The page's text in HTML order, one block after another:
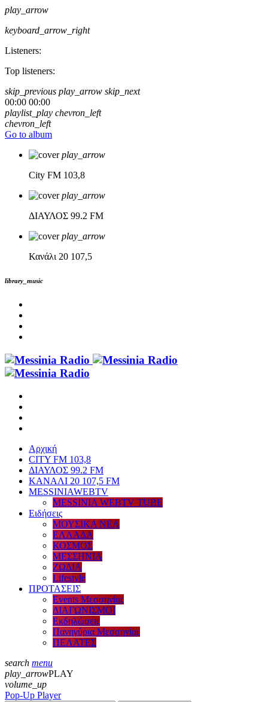
play_arrow
keyboard_arrow_right
Listeners:
Top listeners:
skip_previous play_arrow skip_next
00:00 00:00
playlist_play chevron_left
chevron_left
Go to album
play_arrow
City FM 103,8
play_arrow
ΔΙΑΥΛΟΣ 99.2 FM
play_arrow
Κανάλι 20 107,5
library_music
Αρχική
CITY FM 103,8
ΔΙΑΥΛΟΣ 99.2 FM
ΚΑΝΑΛΙ 20 107,5 FM
MESSINIAWEBTV
MESSINIA WEBTV TUBE
Eιδήσεις
ΜΟΥΣΙΚΑ ΝΕΑ
ΕΛΛΑΔΑ
ΚΟΣΜΟΣ
ΜΕΣΣΗΝΙΑ
ΖΩΔΙΑ
Lifestyle
ΠΡΟΤΑΣΕΙΣ
Events Μεσσηνίας
ΔΙΑΓΩΝΙΣΜΟΙ
Εκδηλώσεις
Πανηγύρια Μεσσηνίας
ΠΕΛΑΤΕΣ
search menu
play_arrowPLAY
volume_up
Pop-Up Player